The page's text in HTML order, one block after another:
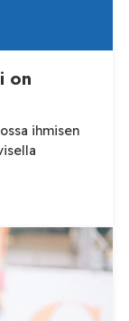
on
ihmisen